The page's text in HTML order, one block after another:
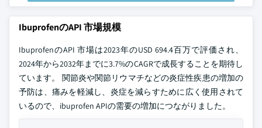
IbuprofenのAPI 市場規模
IbuprofenのAPI 市場は2023年のUSD 694.4百万で評価され、
2024年から2032年までに3.7%のCAGRで成長することを期待し
ています。 関節炎や関節リウマチなどの炎症性疾患の増加の
予防は、痛みを軽減し、炎症を減らすために広く使用されて
いるので、ibuprofen APIの需要の増加につながりました。